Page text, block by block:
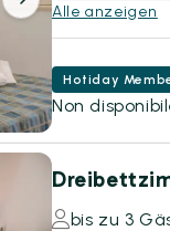
Alle anzeigen
Hotiday
Non
bis zu 3